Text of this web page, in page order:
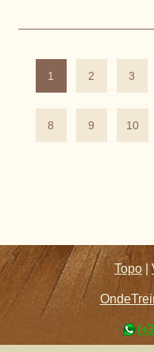
1 2 3
8 9 10
Topo |